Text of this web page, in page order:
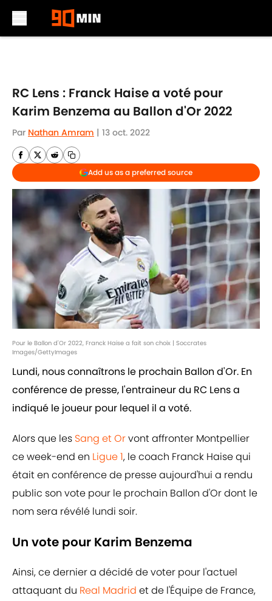
RC Lens : Franck Haise a voté pour
Karim Benzema au Ballon d'Or 2022
Par Nathan Amram | 13 oct. 2022
Add us as a preferred source
Pour le Ballon d'Or 2022, Franck Haise a fait son choix | Soccrates
Images/GettyImages
Lundi, nous connaîtrons le prochain Ballon d'Or. En
conférence de presse, l'entraineur du RC Lens a
indiqué le joueur pour lequel il a voté.
Alors que les Sang et Orvont affronter Montpellier
ce week-end en Ligue 1, le coach Franck Haise qui
était en conférence de presse aujourd'hui a rendu
public son vote pour le prochain Ballon d'Or dont le
nom sera révélé lundi soir.
Un vote pour Karim Benzema
Ainsi, ce dernier a décidé de voter pour l'actuel
attaquant du Real Madrid et de l'Équipe de France,